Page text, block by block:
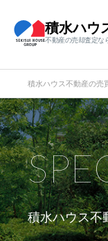
積水ハウ
不動産の売却査定な
積水ハウス不動産の売
積水ハウス不